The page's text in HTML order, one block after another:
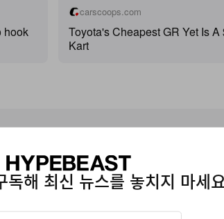
hook
carscoops.com
Toyota's Cheapest GR Yet Is A
Kart
를 놓치지 마세요
독해 최신 뉴스를 놓치지 마세